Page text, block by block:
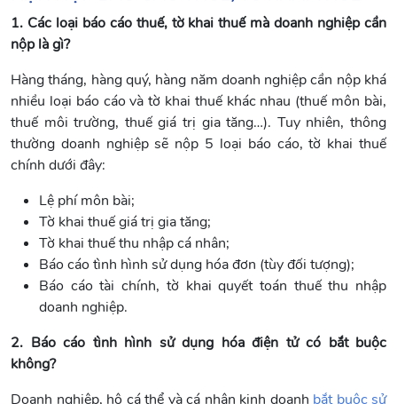
1. Các loại báo cáo thuế, tờ khai thuế mà doanh nghiệp cần
nộp là gì?
Hàng tháng, hàng quý, hàng năm doanh nghiệp cần nộp khá
nhiều loại báo cáo và tờ khai thuế khác nhau (thuế môn bài,
thuế môi trường, thuế giá trị gia tăng…). Tuy nhiên, thông
thường doanh nghiệp sẽ nộp 5 loại báo cáo, tờ khai thuế
chính dưới đây:
Lệ phí môn bài;
Tờ khai thuế giá trị gia tăng;
Tờ khai thuế thu nhập cá nhân;
Báo cáo tình hình sử dụng hóa đơn (tùy đối tượng);
Báo cáo tài chính, tờ khai quyết toán thuế thu nhập
doanh nghiệp.
2. Báo cáo tình hình sử dụng hóa điện tử có bắt buộc
không?
Doanh nghiệp, hộ cá thể và cá nhân kinh doanh bắt buộc sử